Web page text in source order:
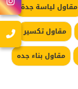
مقاول لياسة جدة
مقاول تكسير
مقاول بناء جده